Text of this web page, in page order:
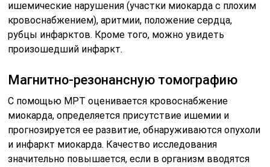
ишемические нарушения (участки миокарда с плохим
кровоснабжением), аритмии, положение сердца,
рубцы инфарктов. Кроме того, можно увидеть
произошедший инфаркт.
Магнитно-резонансную томографию
С помощью МРТ оценивается кровоснабжение
миокарда, определяется присутствие ишемии и
прогнозируется ее развитие, обнаруживаются опухоли
и инфаркт миокарда. Качество исследования
значительно повышается, если в организм вводятся